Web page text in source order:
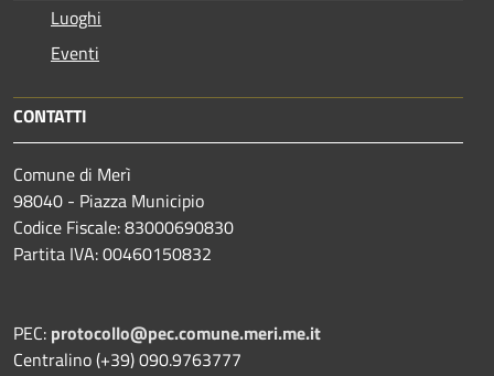
Luoghi
Eventi
CONTATTI
Comune di Merì
98040 - Piazza Municipio
Codice Fiscale: 83000690830
Partita IVA: 00460150832
PEC: protocollo@pec.comune.meri.me.it
Centralino (+39) 090.9763777